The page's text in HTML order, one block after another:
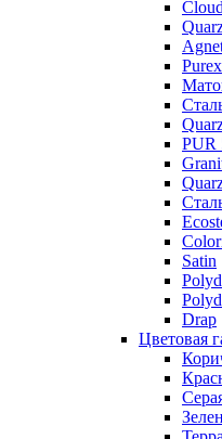
Purex
PUR
Satin
Drap
Цветовая